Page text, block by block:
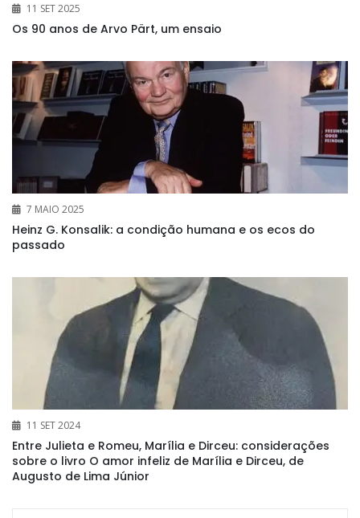
11 SET 2025
Os 90 anos de Arvo Pärt, um ensaio
7 MAIO 2025
Heinz G. Konsalik: a condição humana e os ecos do
passado
11 SET 2024
Entre Julieta e Romeu, Marília e Dirceu: considerações
sobre o livro O amor infeliz de Marília e Dirceu, de
Augusto de Lima Júnior